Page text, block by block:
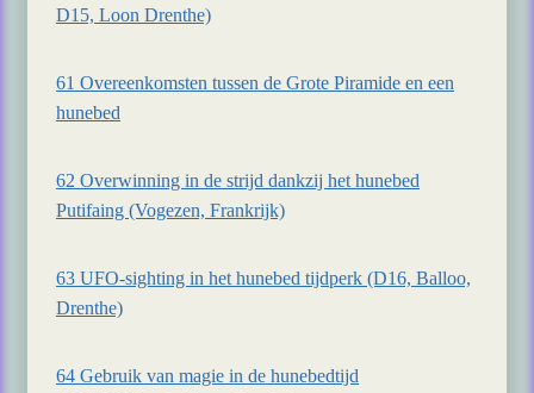
D15, Loon Drenthe)
61 Overeenkomsten tussen de Grote Piramide en een
hunebed
62 Overwinning in de strijd dankzij het hunebed
Putifaing (Vogezen, Frankrijk)
63 UFO-sighting in het hunebed tijdperk (D16, Balloo,
Drenthe)
64 Gebruik van magie in de hunebedtijd